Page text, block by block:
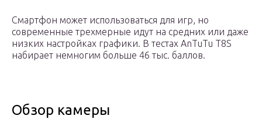
Смартфон может использоваться для игр, но
современные трехмерные идут на средних или даже
низких настройках графики. В тестах AnTuTu T8S
набирает немногим больше 46 тыс. баллов.
Обзор камеры